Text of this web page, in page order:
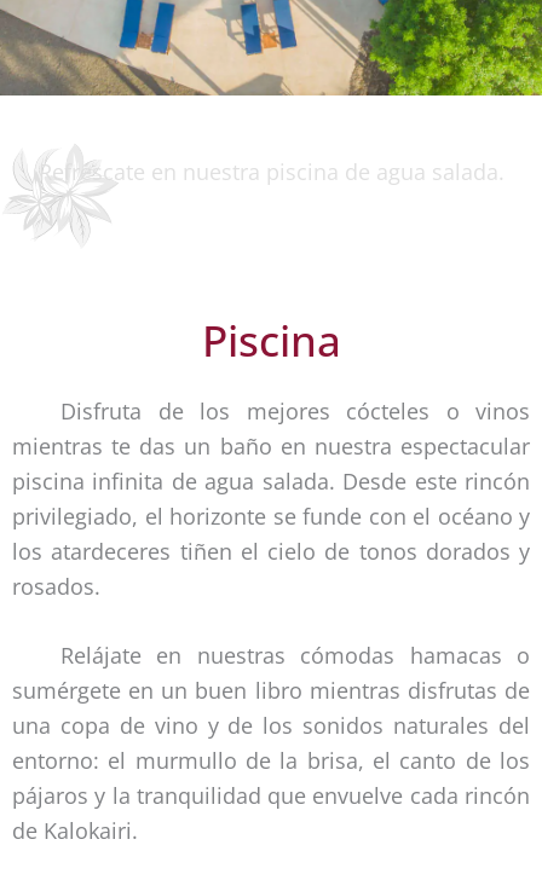
Refréscate en nuestra piscina de agua salada.
Piscina
Disfruta de los mejores cócteles o vinos
mientras te das un baño en nuestra espectacular
piscina infinita de agua salada. Desde este rincón
privilegiado, el horizonte se funde con el océano y
los atardeceres tiñen el cielo de tonos dorados y
rosados.
Relájate en nuestras cómodas hamacas o
sumérgete en un buen libro mientras disfrutas de
una copa de vino y de los sonidos naturales del
entorno: el murmullo de la brisa, el canto de los
pájaros y la tranquilidad que envuelve cada rincón
de Kalokairi.